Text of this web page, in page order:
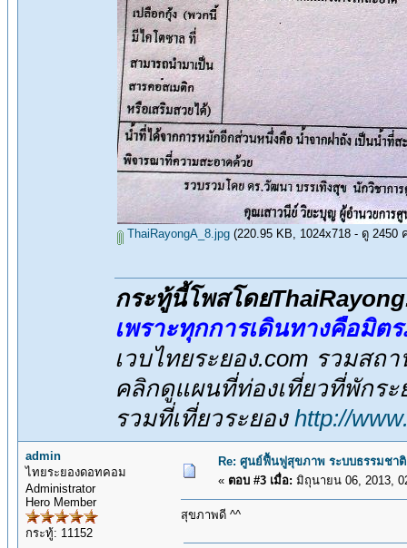
ThaiRayongA_8.jpg (220.95 KB, 1024x718 - ดู 2450
กระทู้นี้โพสโดย
เพราะทุกการเดินทางคือมิต
เวบไทยระยอง.com รวมส
คลิกดูแผนที่ท่องเที่ยวที่พักร
รวมที่เที่ยวระยอง http://
admin
ไทยระยองดอทคอม
Administrator
Hero Member
กระทู้: 11152
Re: ศูนย์ฟื้นฟูสุขภาพ ระบบธรรมชา
« ตอบ #3 เมื่อ: มิถุนายน 06, 2013,
สุขภาพดี ^^